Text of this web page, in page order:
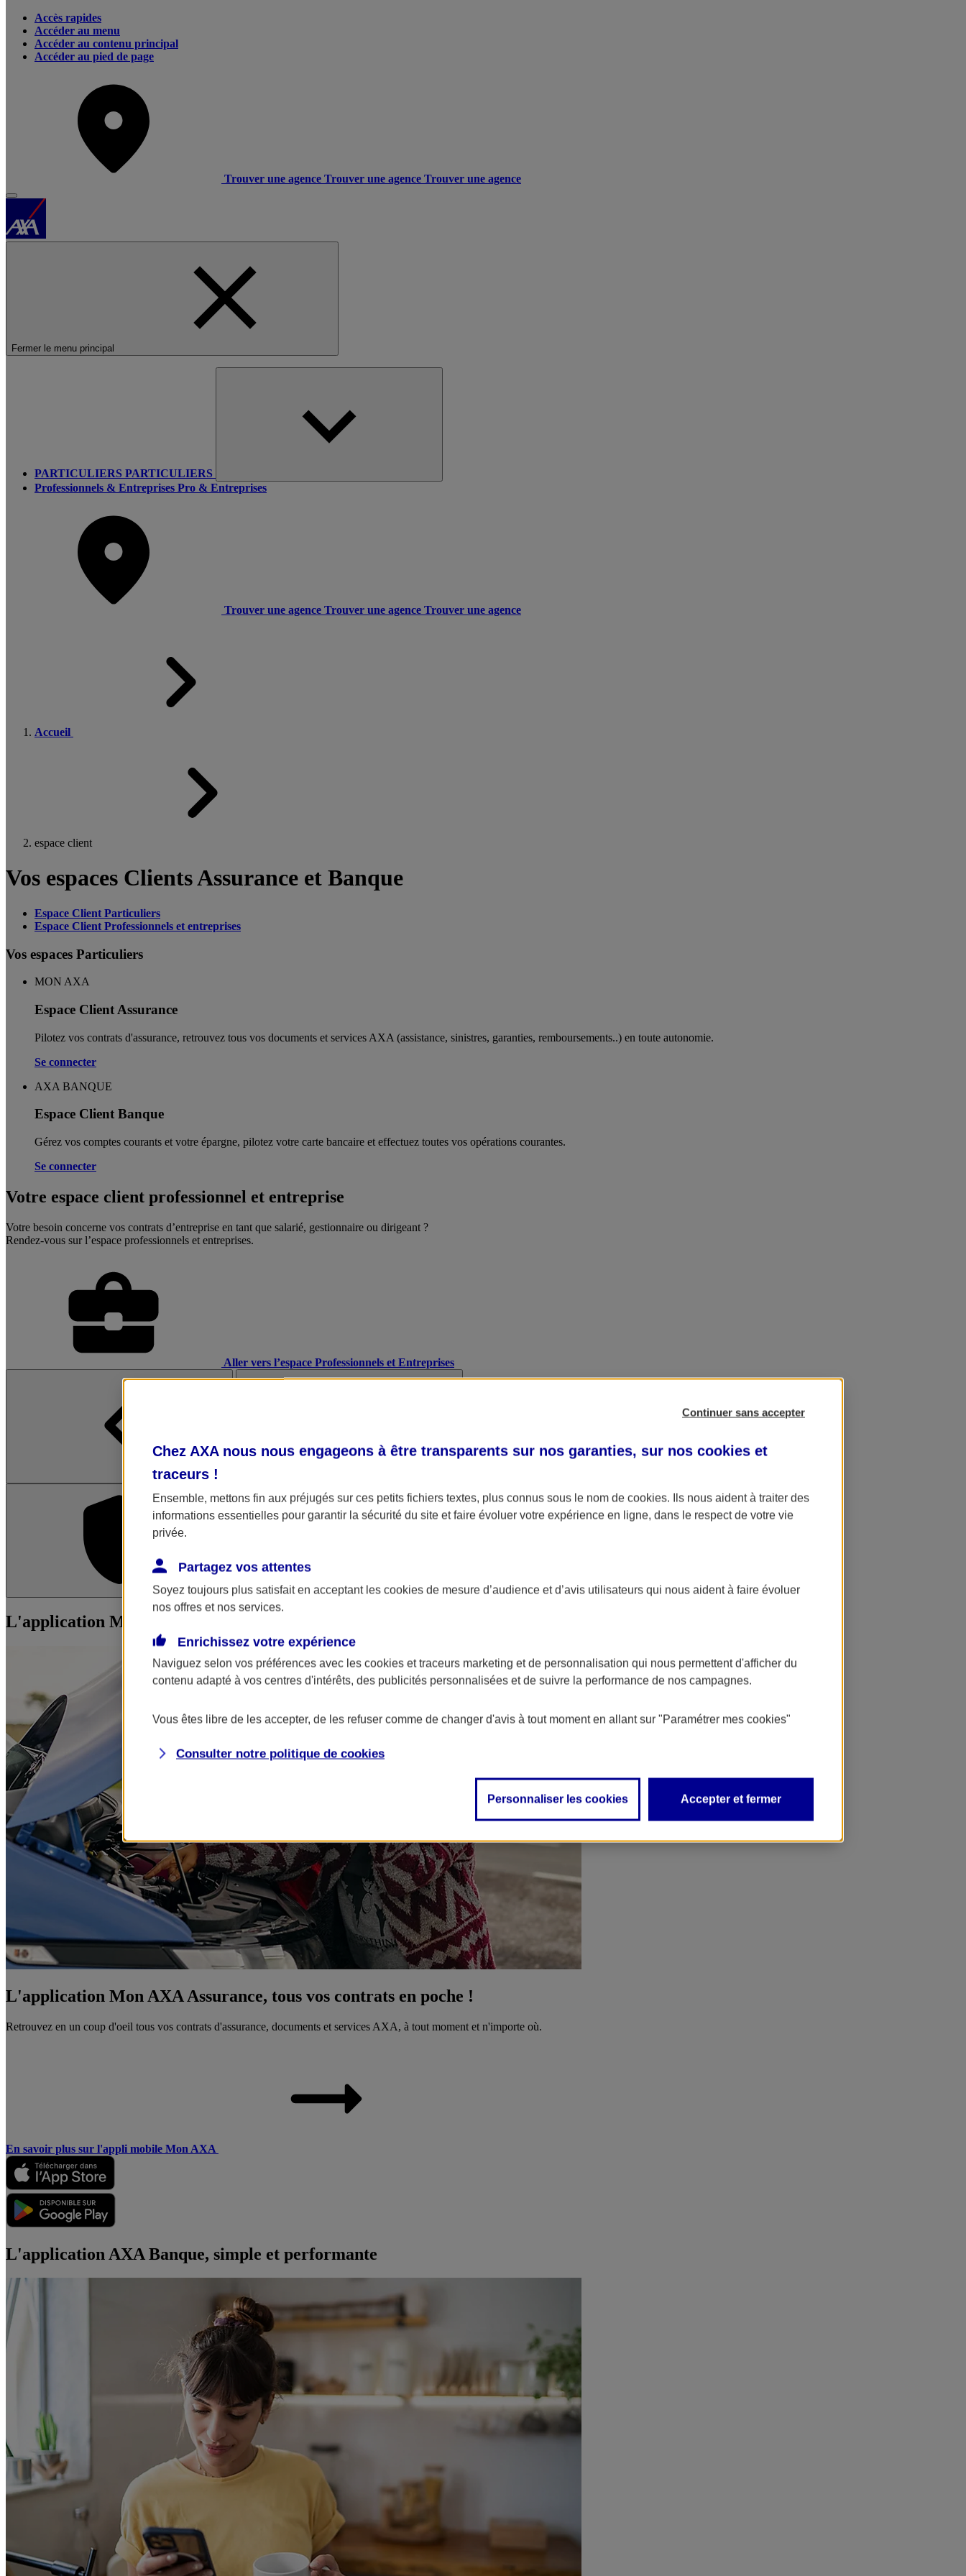
Accès rapides
Accéder au menu
Accéder au contenu principal
Accéder au pied de page
Trouver une agence Trouver une agence Trouver une agence
Fermer le menu principal
PARTICULIERS PARTICULIERS
Professionnels & Entreprises Pro & Entreprises
Trouver une agence Trouver une agence Trouver une agence
Accueil
espace client
Vos espaces Clients Assurance et Banque
Espace Client Particuliers
Espace Client Professionnels et entreprises
Vos espaces Particuliers
MON AXA
Espace Client Assurance
Pilotez vos contrats d'assurance, retrouvez tous vos documents et services AXA (assistance, sinistres, garanties, remboursements..) en toute autonomie. ​
Se connecter
AXA BANQUE
Espace Client Banque
Gérez vos comptes courants et votre épargne, pilotez votre carte bancaire et effectuez toutes vos opérations courantes.
Se connecter
Votre espace client professionnel et entreprise
Votre besoin concerne vos contrats d’entreprise en tant que salarié, gestionnaire ou dirigeant ?
Rendez-vous sur l’espace professionnels et entreprises.
Aller vers l’espace Professionnels et Entreprises
L'application Mon AXA Assurance L'application AXA Banque
L'application Mon AXA Assurance, tous vos contrats en poche !
L'application Mon AXA Assurance, tous vos contrats en poche !
Retrouvez en un coup d'oeil tous vos contrats d'assurance, documents et services AXA, à tout moment et n'importe où.
En savoir plus sur l'appli mobile Mon AXA
L'application AXA Banque, simple et performante
Continuer sans accepter
Chez AXA nous nous engageons à être transparents sur nos garanties, sur nos cookies et
traceurs !
Ensemble, mettons fin aux préjugés sur ces petits fichiers textes, plus connus sous le nom de cookies. Ils nous aident à traiter des
informations essentielles pour garantir la sécurité du site et faire évoluer votre expérience en ligne, dans le respect de votre vie
privée.
Partagez vos attentes
Soyez toujours plus satisfait en acceptant les cookies de mesure d’audience et d’avis utilisateurs qui nous aident à faire évoluer
nos offres et nos services.
Enrichissez votre expérience
Naviguez selon vos préférences avec les cookies et traceurs marketing et de personnalisation qui nous permettent d'afficher du
contenu adapté à vos centres d'intérêts, des publicités personnalisées et de suivre la performance de nos campagnes.
Vous êtes libre de les accepter, de les refuser comme de changer d'avis à tout moment en allant sur "Paramétrer mes cookies"
Consulter notre politique de cookies
Personnaliser les cookies Accepter et fermer